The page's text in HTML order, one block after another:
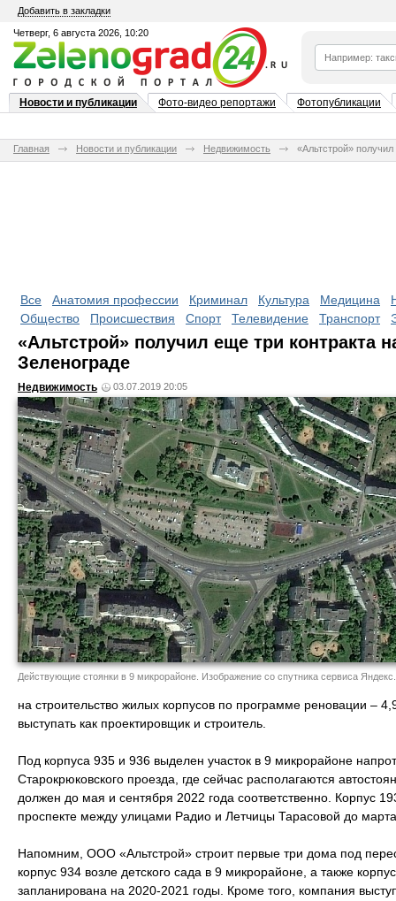
Добавить в закладки
Четверг, 6 августа 2026, 10:20
Новости и публикации Фото-видео репортажи Фотопубликации
Главная Новости и публикации Недвижимость «Альтстрой»
Все Анатомия профессии Криминал Культура Медицина
Общество
Происшествия Спорт Телевидение Транспорт
«Альтстрой» получил еще три контракта
Зеленограде
Недвижимость 03.07.2019 20:05
Действующие стоянки в 9 микрорайоне. Изображение со спутника сервиса
на строительство жилых корпусов по программе реновации –
выступать как проектировщик и строитель.
Под корпуса 935 и 936 выделен участок в 9 микрорайоне
Старокрюковского проезда, где сейчас располагаются
должен до мая и сентября 2022 года соответственно. Корпус
проспекте между улицами Радио и Летчицы Тарасовой до
Напомним, ООО «Альтстрой» строит первые три дома под
корпус 934 возле детского сада в 9 микрорайоне, а также
запланирована на 2020-2021 годы. Кроме того, компания